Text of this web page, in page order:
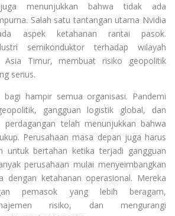
menunjukkan bahwa tidak ada
Salah satu tantangan utama Nvidia
aspek ketahanan rantai pasok.
semikonduktor terhadap wilayah
Asia Timur, membuat risiko geopolitik
serius.
bagi hampir semua organisasi. Pandemi
gangguan logistik global, dan
perdagangan telah menunjukkan bahwa
Perusahaan masa depan juga harus
untuk bertahan ketika terjadi gangguan
perusahaan mulai menyeimbangkan
dengan ketahanan operasional. Mereka
pemasok yang lebih beragam,
risiko, dan mengurangi